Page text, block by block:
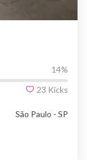
14%
23 Kicks
São Paulo - SP